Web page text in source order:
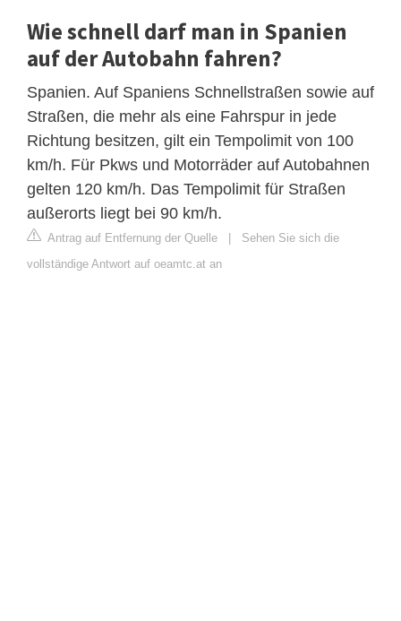
Wie schnell darf man in Spanien
auf der Autobahn fahren?
Spanien. Auf Spaniens Schnellstraßen sowie auf
Straßen, die mehr als eine Fahrspur in jede
Richtung besitzen, gilt ein Tempolimit von 100
km/h. Für Pkws und Motorräder auf Autobahnen
gelten 120 km/h. Das Tempolimit für Straßen
außerorts liegt bei 90 km/h.
Antrag auf Entfernung der Quelle | Sehen Sie sich die
vollständige Antwort auf oeamtc.at an